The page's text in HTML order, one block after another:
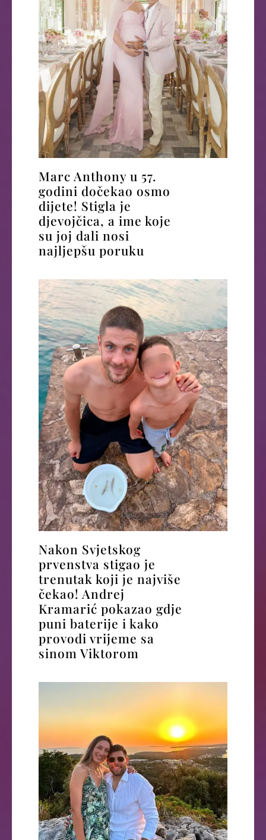
Marc Anthony u 57.
godini dočekao osmo
dijete! Stigla je
djevojčica, a ime koje
su joj dali nosi
najljepšu poruku
Nakon Svjetskog
prvenstva stigao je
trenutak koji je najviše
čekao! Andrej
Kramarić pokazao gdje
puni baterije i kako
provodi vrijeme sa
sinom Viktorom